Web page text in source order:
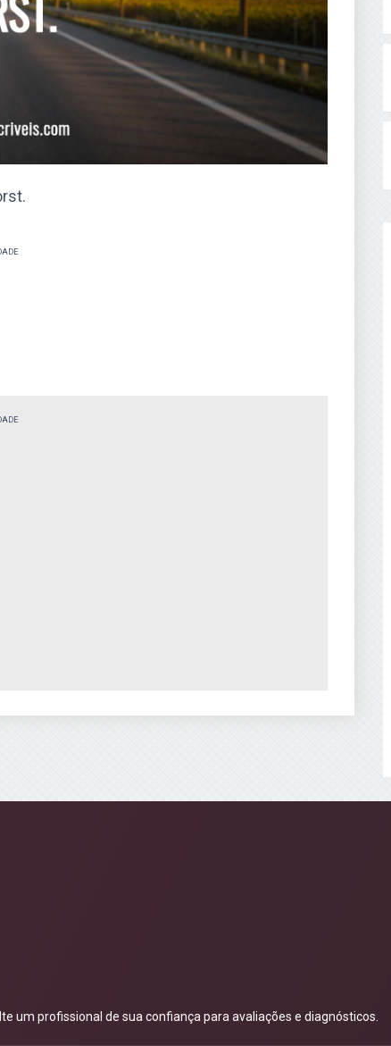
um profissional de sua confiança para avaliações e diagnósticos.